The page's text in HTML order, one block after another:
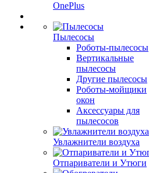
OnePlus
Пылесосы
Роботы-пылесосы
Вертикальные
пылесосы
Другие пылесосы
Роботы-мойщики
окон
Аксессуары для
пылесосов
Увлажнители воздуха
Отпариватели и Утюги